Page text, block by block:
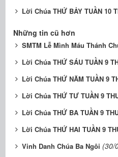
Lời Chúa THỨ BẢY TUẦN 10
Những tin cũ hơn
SMTM Lễ Mình Máu Thánh
Lời Chúa THỨ SÁU TUẦN 9
Lời Chúa THỨ NĂM TUẦN 9
Lời Chúa THỨ TƯ TUẦN 9
Lời Chúa THỨ BA TUẦN 9
Lời Chúa THỨ HAI TUẦN 9
Vinh Danh Chúa Ba Ngôi (30/